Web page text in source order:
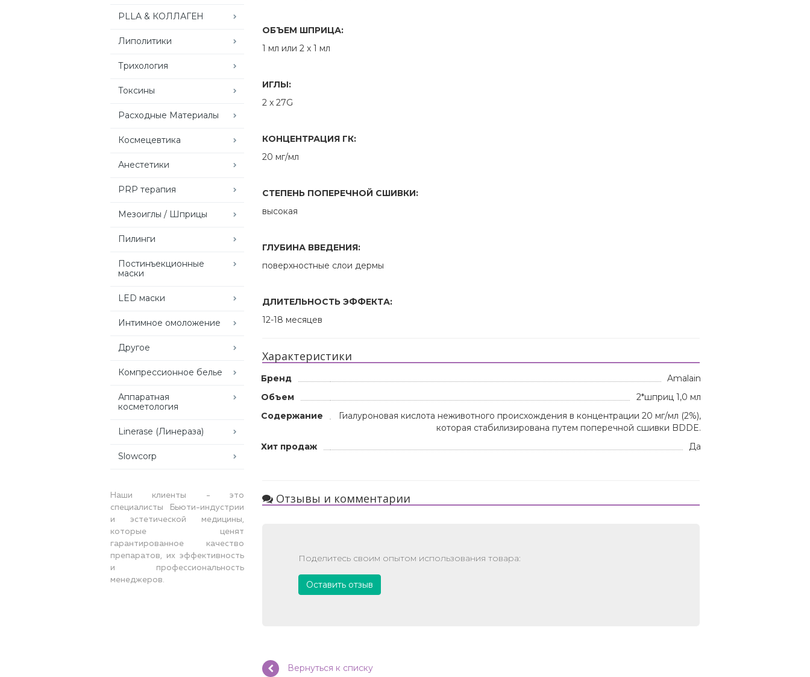
PLLA & КОЛЛАГЕН
Липолитики
Трихология
Токсины
Расходные Материалы
Космецевтика
Анестетики
PRP терапия
Мезоиглы / Шприцы
Пилинги
Постинъекционные
маски
LED маски
Интимное омоложение
Другое
Компрессионное белье
Аппаратная
косметология
Linerase (Линераза)
Slowcorp
Наши клиенты - это
специалисты Бьюти-индустрии
и эстетической медицины,
которые ценят
гарантированное качество
препаратов, их эффективность
и профессиональность
менеджеров.
ОБЪЕМ ШПРИЦА:
1 мл или 2 x 1 мл
ИГЛЫ:
2 x 27G
КОНЦЕНТРАЦИЯ ГК:
20 мг/мл
СТЕПЕНЬ ПОПЕРЕЧНОЙ СШИВКИ:
высокая
ГЛУБИНА ВВЕДЕНИЯ:
поверхностные слои дермы
ДЛИТЕЛЬНОСТЬ ЭФФЕКТА:
12-18 месяцев
Характеристики
Бренд
Amalain
Объем
2*шприц 1,0 мл
Содержание
Гиалуроновая кислота неживотного происхождения в концентрации 20 мг/мл (2%),
которая стабилизирована путем поперечной сшивки BDDE.
Хит продаж
Да
Отзывы и комментарии
Поделитесь своим опытом использования товара:
Оставить отзыв
Вернуться к списку